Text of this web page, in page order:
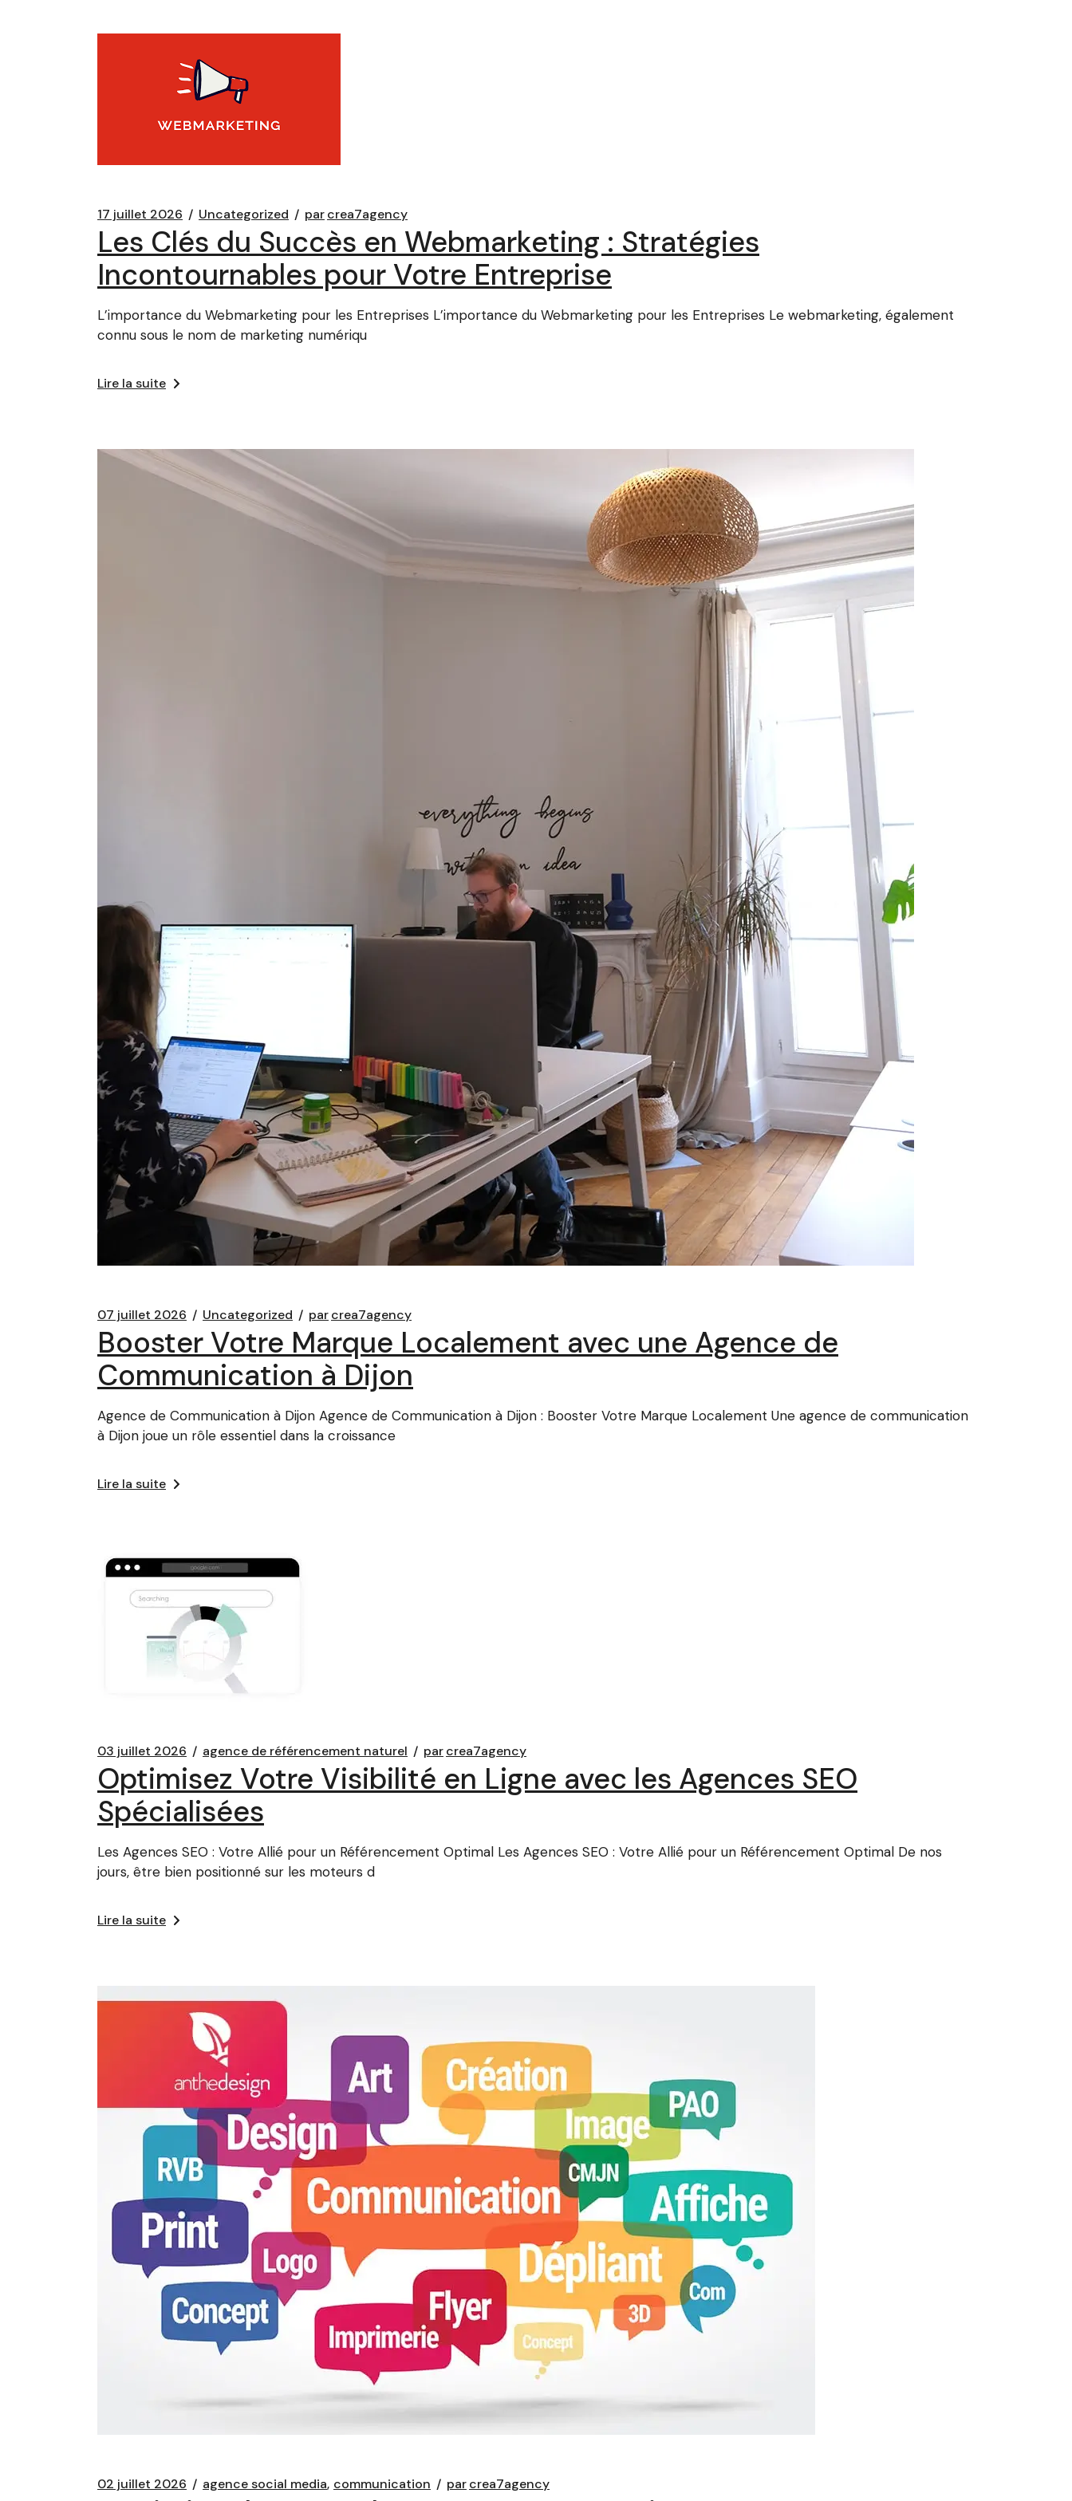
17 juillet 2026 Uncategorized parcrea7agency
Les Clés du Succès en Webmarketing : Stratégies
Incontournables pour Votre Entreprise
L’importance du Webmarketing pour les Entreprises L’importance du Webmarketing pour les Entreprises Le webmarketing, également
connu sous le nom de marketing numériqu
Lire la suite
07 juillet 2026 Uncategorized parcrea7agency
Booster Votre Marque Localement avec une Agence de
Communication à Dijon
Agence de Communication à Dijon Agence de Communication à Dijon : Booster Votre Marque Localement Une agence de communication
à Dijon joue un rôle essentiel dans la croissance
Lire la suite
03 juillet 2026 agence de référencement naturel parcrea7agency
Optimisez Votre Visibilité en Ligne avec les Agences SEO
Spécialisées
Les Agences SEO : Votre Allié pour un Référencement Optimal Les Agences SEO : Votre Allié pour un Référencement Optimal De nos
jours, être bien positionné sur les moteurs d
Lire la suite
02 juillet 2026 agence social media communication parcrea7agency